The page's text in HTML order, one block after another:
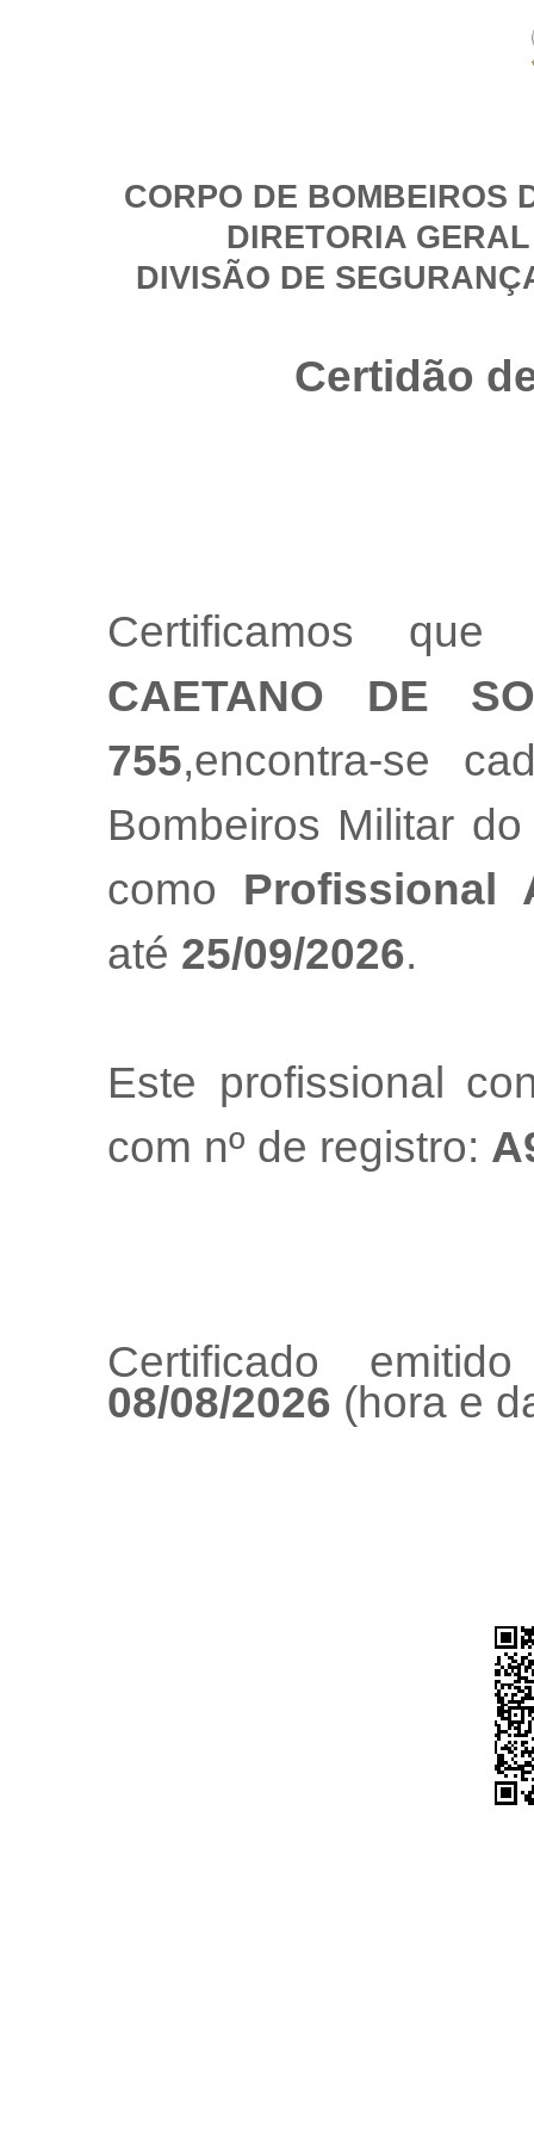
CORPO DE BOMBEIROS
DIRETORIA
DIVISÃO DE
Certidão
Certificamos
CAETANO DE
755,encontra-se
Bombeiros Militar
como Profissional
até 25/09/2026.
Este profissional
com nº de registro:
Certificado
08/08/2026 (hora e